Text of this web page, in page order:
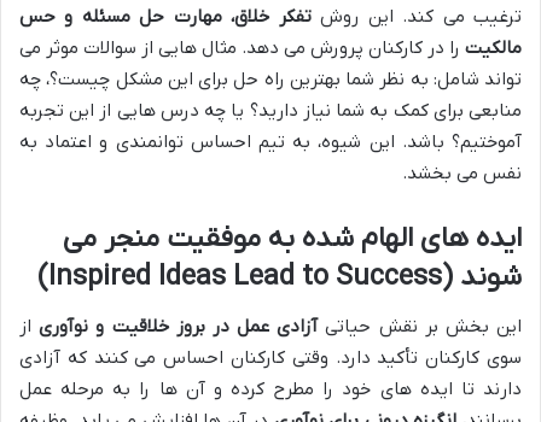
ترغیب می کند. این روشتفکر خلاق، مهارت حل مسئله و حس
مالکیت را در کارکنان پرورش می دهد. مثال هایی از سوالات موثر می
تواند شامل: به نظر شما بهترین راه حل برای این مشکل چیست؟، چه
منابعی برای کمک به شما نیاز دارید؟ یا چه درس هایی از این تجربه
آموختیم؟ باشد. این شیوه، به تیم احساس توانمندی و اعتماد به
نفس می بخشد.
ایده های الهام شده به موفقیت منجر می
شوند (Inspired Ideas Lead to Success)
این بخش بر نقش حیاتیآزادی عمل در بروز خلاقیت و نوآوریاز
سوی کارکنان تأکید دارد. وقتی کارکنان احساس می کنند که آزادی
دارند تا ایده های خود را مطرح کرده و آن ها را به مرحله عمل